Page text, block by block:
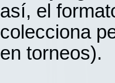
así, el
colecciona
en torneos).